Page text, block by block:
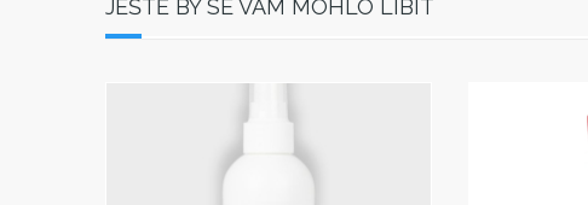
JEŠTĚ BY SE VÁM MOHLO LÍBIT